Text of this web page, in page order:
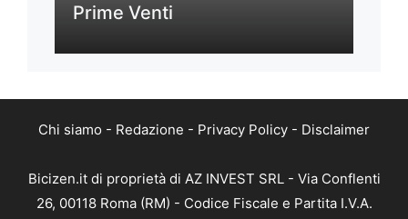
Prime Venti
Chi siamo - Redazione - Privacy Policy - Disclaimer
Bicizen.it di proprietà di AZ INVEST SRL - Via Conflenti
26, 00118 Roma (RM) - Codice Fiscale e Partita I.V.A.